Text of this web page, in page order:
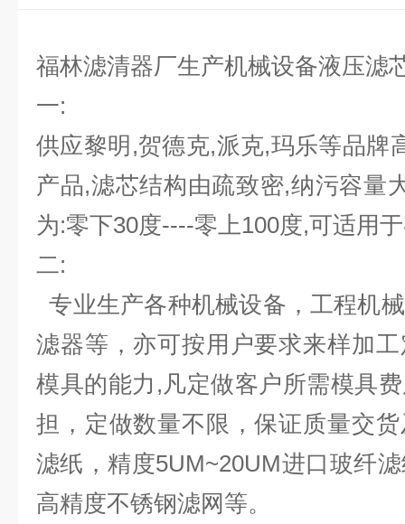
福林滤清器厂生产机械设备液压滤
一:
供应黎明,贺德克,派克,玛乐等品牌
产品,滤芯结构由疏致密,纳污容量
为:零下30度----零上100度,可适用
二:
专业生产各种机械设备，工程机
滤器等，亦可按用户要求来样加
模具的能力,凡定做客户所需模具
担，定做数量不限，保证质量交
滤纸，精度5UM~20UM进口玻纤
高精度不锈钢滤网等。